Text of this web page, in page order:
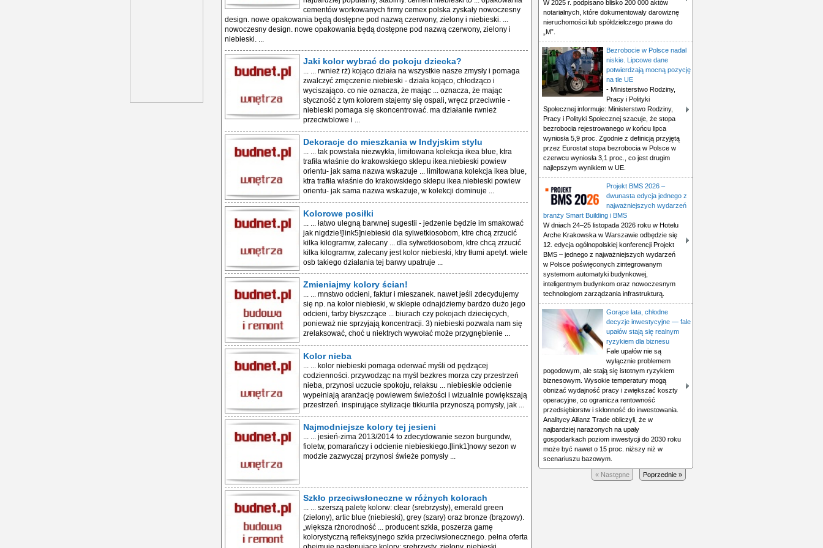
cementów workowanych firmy cemex polska zyskały nowoczesny
design. nowe opakowania będą dostępne pod nazwą czerwony, zielony i niebieski. ...
nowoczesny design. nowe opakowania będą dostępne pod nazwą czerwony, zielony i
niebieski. ...
Jaki kolor wybrać do pokoju dziecka?
... ... rwnież rż) kojąco działa na wszystkie nasze zmysły i pomaga
zwalczyć zmęczenie.niebieski - działa kojąco, chłodząco i
wyciszająco. co nie oznacza, że mając ... oznacza, że mając
styczność z tym kolorem stajemy się ospali, wręcz przeciwnie -
niebieski pomaga się skoncentrować. ma działanie rwnież
przeciwblowe i ...
Dekoracje do mieszkania w Indyjskim stylu
... ... tak powstała niezwykła, limitowana kolekcja ikea blue, ktra
trafiła właśnie do krakowskiego sklepu ikea.niebieski powiew
orientu- jak sama nazwa wskazuje ... limitowana kolekcja ikea blue,
ktra trafiła właśnie do krakowskiego sklepu ikea.niebieski powiew
orientu- jak sama nazwa wskazuje, w kolekcji dominuje ...
Kolorowe posiłki
... ... łatwo ulegną barwnej sugestii - jedzenie będzie im smakować
jak nigdzie![link5]niebieski dla sylwetkiosobom, ktre chcą zrzucić
kilka kilogramw, zalecany ... dla sylwetkiosobom, ktre chcą zrzucić
kilka kilogramw, zalecany jest kolor niebieski, ktry tłumi apetyt. wiele
osb takiego działania tej barwy upatruje ...
Zmieniajmy kolory ścian!
... ... mnstwo odcieni, faktur i mieszanek. nawet jeśli zdecydujemy
się np. na kolor niebieski, w sklepie odnajdziemy bardzo dużo jego
odcieni, farby błyszczące ... biurach czy pokojach dziecięcych,
ponieważ nie sprzyjają koncentracji. 3) niebieski pozwala nam się
zrelaksować, choć u niektrych wywołać może przygnębienie ...
Kolor nieba
... ... kolor niebieski pomaga oderwać myśli od pędzącej
codzienności. przywodząc na myśl bezkres morza czy przestrzeń
nieba, przynosi uczucie spokoju, relaksu ... niebieskie odcienie
wypełniają aranżację powiewem świeżości i wizualnie powiększają
przestrzeń. inspirujące stylizacje tikkurila przynoszą pomysły, jak ...
Najmodniejsze kolory tej jesieni
... ... jesień-zima 2013/2014 to zdecydowanie sezon burgundw,
fioletw, pomarańczy i odcienie niebieskiego.[link1]nowy sezon w
modzie zazwyczaj przynosi świeże pomysły ...
Szkło przeciwsłoneczne w różnych kolorach
... ... szerszą paletę kolorw: clear (srebrzysty), emerald green
(zielony), artic blue (niebieski), grey (szary) oraz bronze (brązowy).
„większa rżnorodność ... producent szkła, poszerza gamę
kolorystyczną refleksyjnego szkła przeciwsłonecznego. pełna oferta
W 2025 r. podpisano blisko 200 000 aktów
notarialnych, które dokumentowały darowiznę
nieruchomości lub spółdzielczego prawa do
„M”.
Bezrobocie w Polsce nadal
niskie. Lipcowe dane
potwierdzają mocną pozycję
na tle UE
- Ministerstwo Rodziny,
Pracy i Polityki
Społecznej informuje: Ministerstwo Rodziny,
Pracy i Polityki Społecznej szacuje, że stopa
bezrobocia rejestrowanego w końcu lipca
wyniosła 5,9 proc. Zgodnie z definicją przyjętą
przez Eurostat stopa bezrobocia w Polsce w
czerwcu wyniosła 3,1 proc., co jest drugim
najlepszym wynikiem w UE.
Projekt BMS 2026 –
dwunasta edycja jednego z
najważniejszych wydarzeń
branży Smart Building i BMS
W dniach 24–25 listopada 2026 roku w Hotelu
Arche Krakowska w Warszawie odbędzie się
12. edycja ogólnopolskiej konferencji Projekt
BMS – jednego z najważniejszych wydarzeń
w Polsce poświęconych zintegrowanym
systemom automatyki budynkowej,
inteligentnym budynkom oraz nowoczesnym
technologiom zarządzania infrastrukturą.
Gorące lata, chłodne
decyzje inwestycyjne — fale
upałów stają się realnym
ryzykiem dla biznesu
Fale upałów nie są
wyłącznie problemem
pogodowym, ale stają się istotnym ryzykiem
biznesowym. Wysokie temperatury mogą
obniżać wydajność pracy i zwiększać koszty
operacyjne, co ogranicza rentowność
przedsiębiorstw i skłonność do inwestowania.
Analitycy Allianz Trade obliczyli, że w
najbardziej narażonych na upały
gospodarkach poziom inwestycji do 2030 roku
może być nawet o 15 proc. niższy niż w
scenariuszu bazowym.
Poprzednie »
« Następne